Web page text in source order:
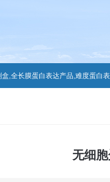
,全长膜蛋白表达产品,难度蛋白
无细